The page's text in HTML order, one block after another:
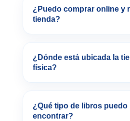
¿Puedo comprar online y
tienda?
¿Dónde está ubicada la
física?
¿Qué tipo de libros puedo
encontrar?